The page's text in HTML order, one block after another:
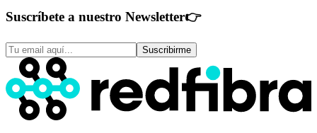
Suscríbete a nuestro Newsletter👉
Suscribirme